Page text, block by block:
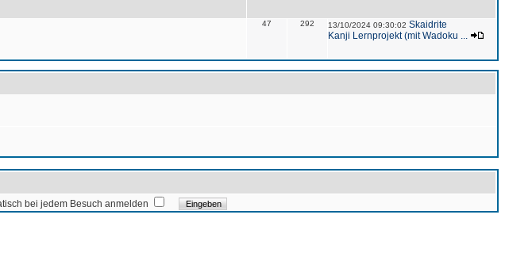
47 292 13/10/2024 09:30:02 Skaidrite
Kanji Lernprojekt (mit Wadoku ...
bei jedem Besuch anmelden